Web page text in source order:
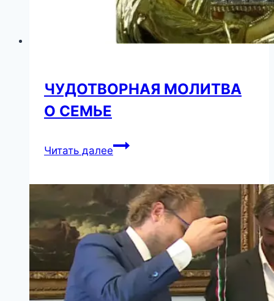
ЧУДОТВОРНАЯ МОЛИТВА
О СЕМЬЕ
Читать далееЧУДОТВОРНАЯ
СЕМЬЕ